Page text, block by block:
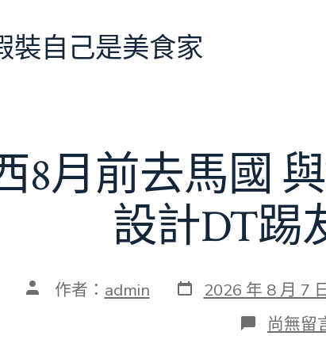
裝自己是美食家
8月前去馬國
設計DT踢
文 作者： admin 發
表
2026 年 8 月 7
在
〈切
尚無留